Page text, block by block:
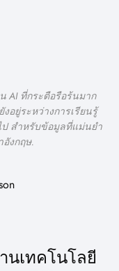
AI ที่กระตือรือร้นมาก
อยู่ระหว่างการเรียนรู้
สำหรับข้อมูลที่แม่นยำ
งกฤษ.
นเทคโนโลยี